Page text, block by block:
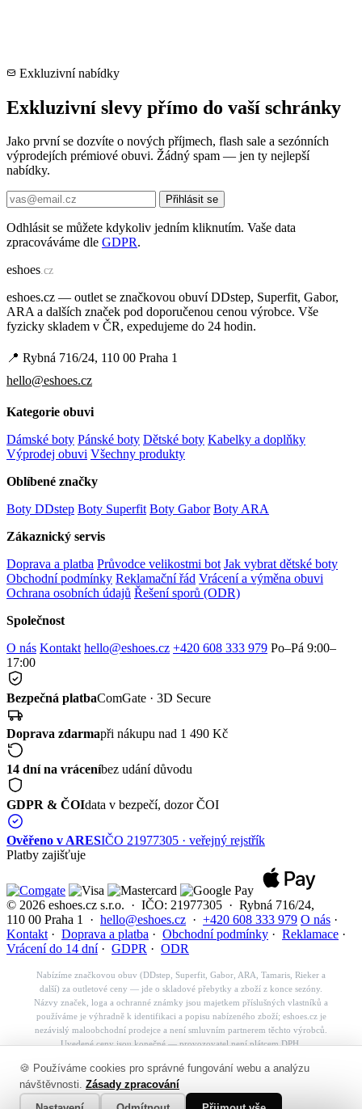
Exkluzivní nabídky
Exkluzivní slevy přímo do vaší schránky
Jako první se dozvíte o nových příjmech, flash sale a sezónních
výprodejích prémiové obuvi. Žádný spam — jen ty nejlepší
nabídky.
Přihlásit se
Odhlásit se můžete kdykoliv jedním kliknutím. Vaše data
zpracováváme dle GDPR.
eshoes.cz
eshoes.cz — outlet se značkovou obuví DDstep, Superfit, Gabor,
ARA a dalších značek pod doporučenou cenou výrobce. Vše
fyzicky skladem v ČR, expedujeme do 24 hodin.
📍 Rybná 716/24, 110 00 Praha 1
hello@eshoes.cz
Kategorie obuvi
Dámské boty Pánské boty Dětské boty Kabelky a doplňky
Výprodej obuvi Všechny produkty
Oblíbené značky
Boty DDstep Boty Superfit Boty Gabor Boty ARA
Zákaznický servis
Doprava a platba Průvodce velikostmi bot Jak vybrat dětské boty
Obchodní podmínky Reklamační řád Vrácení a výměna obuvi
Ochrana osobních údajů Řešení sporů (ODR)
Společnost
O nás Kontakt hello@eshoes.cz +420 608 333 979 Po–Pá 9:00–
17:00
Bezpečná platbaComGate · 3D Secure
Doprava zdarmapři nákupu nad 1 490 Kč
14 dní na vráceníbez udání důvodu
GDPR & ČOIdata v bezpečí, dozor ČOI
Ověřeno v ARESIČO 21977305 · veřejný rejstřík
Platby zajišťuje
© 2026 eshoes.cz s.r.o. · IČO: 21977305 · Rybná 716/24,
110 00 Praha 1 · hello@eshoes.cz · +420 608 333 979 O nás ·
Kontakt· Doprava a platba · Obchodní podmínky · Reklamace ·
Vrácení do 14 dní · GDPR · ODR
Nabízíme značkovou obuv (DDstep, Superfit, Gabor, ARA, Tamaris, Rieker a
další) za outletové ceny — jde o skladové přebytky a zboží z konce sezóny.
Názvy značek, loga a ochranné známky jsou majetkem příslušných vlastníků a
používáme je výhradně k identifikaci a popisu nabízeného zboží; eshoes.cz je
nezávislý maloobchodní prodejce a není smluvním partnerem těchto výrobců.
Uvedené ceny jsou konečné — provozovatel není plátcem DPH.
✕🍪 Používáme cookies pro správné fungování webu a analýzu
návštěvnosti. Zásady zpracování